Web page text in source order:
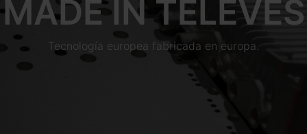
MADE IN TELEVES
Tecnología europea fabricada en europa.